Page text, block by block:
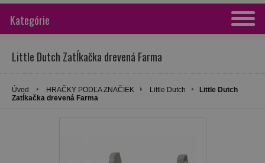
Kategórie
Little Dutch Zatĺkačka drevená Farma
Úvod HRAČKY PODĽA ZNAČIEK Little Dutch
Little Dutch
Zatĺkačka drevená Farma